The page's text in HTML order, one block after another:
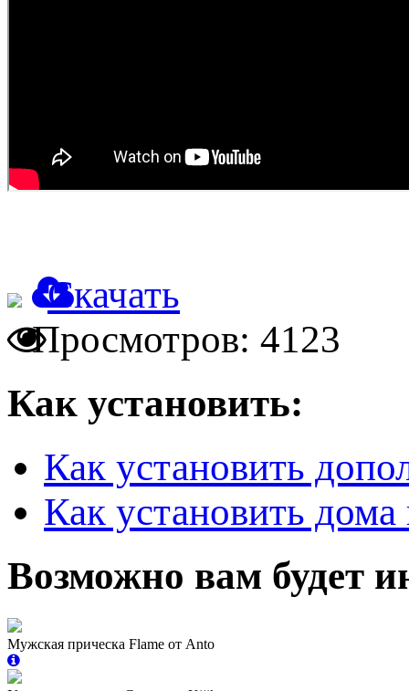
Скачать
Просмотров: 4123
Как установить:
Как установить
Как установить
Возможно вам будет
Мужская прическа Flame от Anto